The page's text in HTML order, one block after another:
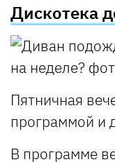
Дискотека
Пятничная
программой и
В программе